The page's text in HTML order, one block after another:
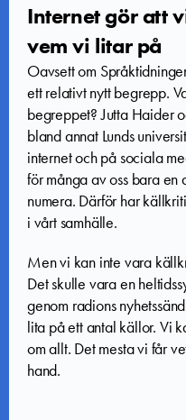
Internet gör att
vem vi litar på
Oavsett om
ett relativt nytt begrepp.
begreppet? Jutta Haider
bland annat Lunds
internet och på sociala
för många av oss bara
numera. Därför har
i vårt samhälle.
Men vi kan inte vara
Det skulle vara en
genom radions
lita på ett antal källor. Vi
om allt. Det mesta vi får
hand.